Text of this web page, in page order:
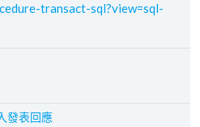
transact-sql?view=sql-
發表回應